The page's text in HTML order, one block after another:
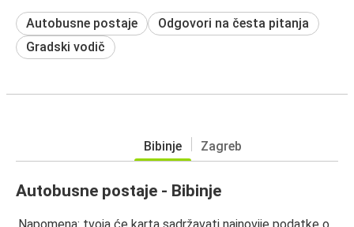
Autobusne postaje
Odgovori na česta pitanja
Gradski vodič
Bibinje Zagreb
Autobusne postaje - Bibinje